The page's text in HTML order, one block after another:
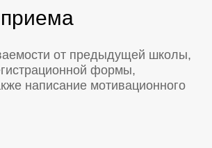
от предыдущей школы,
формы,
написание мотивационного